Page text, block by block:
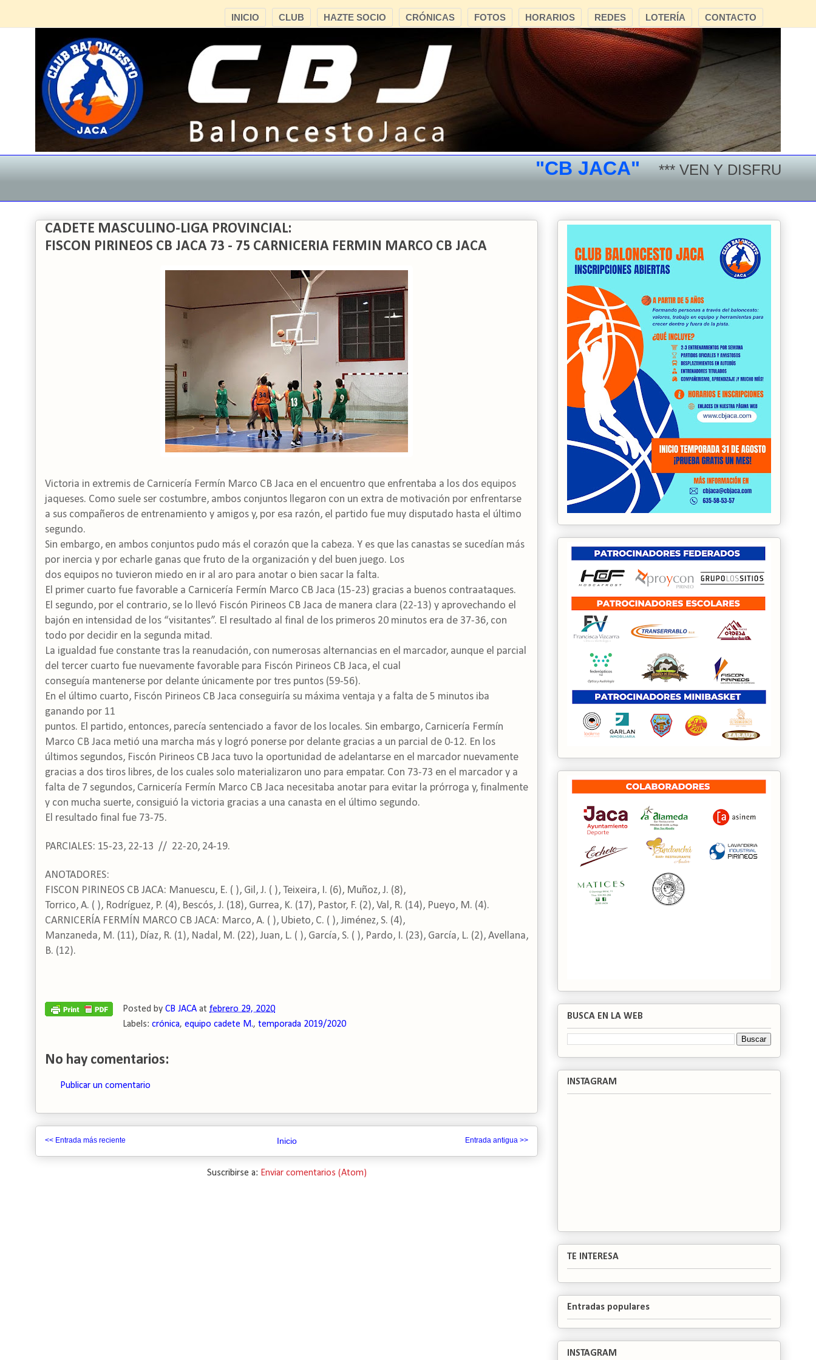
CONTACTO
LOTERÍA
REDES
HORARIOS
FOTOS
CRÓNICAS
HAZTE SOCIO
CLUB
INICIO
"CB JACA" *** VEN Y DISFRUTA DEL
CADETE MASCULINO-LIGA PROVINCIAL:
FISCON PIRINEOS CB JACA 73 - 75 CARNICERIA FERMIN MARCO CB JACA
Victoria in extremis de Carnicería Fermín Marco CB Jaca en el encuentro que enfrentaba a los dos equipos
jaqueses. Como suele ser costumbre, ambos conjuntos llegaron con un extra de motivación por enfrentarse
a sus compañeros de entrenamiento y amigos y, por esa razón, el partido fue muy disputado hasta el último
segundo.
Sin embargo, en ambos conjuntos pudo más el corazón que la cabeza. Y es que las canastas se sucedían más
por inercia y por echarle ganas que fruto de la organización y del buen juego. Los
dos equipos no tuvieron miedo en ir al aro para anotar o bien sacar la falta.
El primer cuarto fue favorable a Carnicería Fermín Marco CB Jaca (15-23) gracias a buenos contraataques.
El segundo, por el contrario, se lo llevó Fiscón Pirineos CB Jaca de manera clara (22-13) y aprovechando el
bajón en intensidad de los “visitantes”. El resultado al final de los primeros 20 minutos era de 37-36, con
todo por decidir en la segunda mitad.
La igualdad fue constante tras la reanudación, con numerosas alternancias en el marcador, aunque el parcial
del tercer cuarto fue nuevamente favorable para Fiscón Pirineos CB Jaca, el cual
conseguía mantenerse por delante únicamente por tres puntos (59-56).
En el último cuarto, Fiscón Pirineos CB Jaca conseguiría su máxima ventaja y a falta de 5 minutos iba
ganando por 11
puntos. El partido, entonces, parecía sentenciado a favor de los locales. Sin embargo, Carnicería Fermín
Marco CB Jaca metió una marcha más y logró ponerse por delante gracias a un parcial de 0-12. En los
últimos segundos, Fiscón Pirineos CB Jaca tuvo la oportunidad de adelantarse en el marcador nuevamente
gracias a dos tiros libres, de los cuales solo materializaron uno para empatar. Con 73-73 en el marcador y a
falta de 7 segundos, Carnicería Fermín Marco CB Jaca necesitaba anotar para evitar la prórroga y, finalmente
y con mucha suerte, consiguió la victoria gracias a una canasta en el último segundo.
El resultado final fue 73-75.
PARCIALES: 15-23, 22-13 // 22-20, 24-19.
ANOTADORES:
FISCON PIRINEOS CB JACA: Manuescu, E. ( ), Gil, J. ( ), Teixeira, I. (6), Muñoz, J. (8),
Torrico, A. ( ), Rodríguez, P. (4), Bescós, J. (18), Gurrea, K. (17), Pastor, F. (2), Val, R. (14), Pueyo, M. (4).
CARNICERÍA FERMÍN MARCO CB JACA: Marco, A. ( ), Ubieto, C. ( ), Jiménez, S. (4),
Manzaneda, M. (11), Díaz, R. (1), Nadal, M. (22), Juan, L. ( ), García, S. ( ), Pardo, I. (23), García, L. (2), Avellana,
B. (12).
Posted by CB JACA at febrero 29, 2020
Labels: crónica, equipo cadete M., temporada 2019/2020
No hay comentarios:
Publicar un comentario
<< Entrada más reciente Entrada antigua >>
Inicio
Suscribirse a: Enviar comentarios (Atom)
BUSCA EN LA WEB
INSTAGRAM
TE INTERESA
Entradas populares
INSTAGRAM